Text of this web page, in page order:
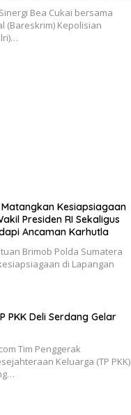
Bea Cukai bersama
(Bareskrim) Kepolisian
Kesiapsiagaan
Presiden RI Sekaligus
Ancaman Karhutla
Brimob Polda Sumatera
di Lapangan
PKK Deli Serdang Gelar
Tim Penggerak
Keluarga (TP PKK)